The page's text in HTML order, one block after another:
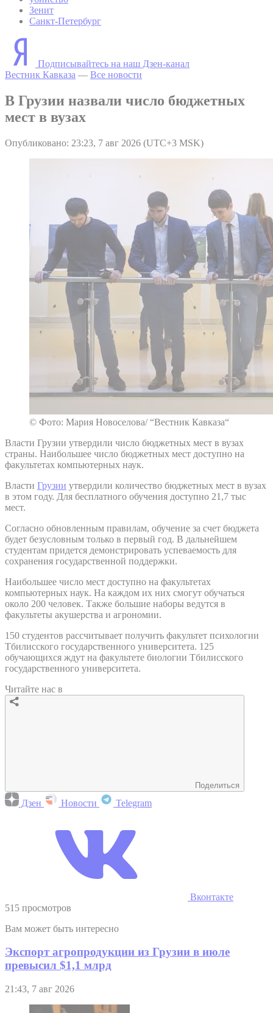
Зенит
Санкт-Петербург
Подписывайтесь на наш Дзен-канал
Вестник Кавказа — Все новости
В Грузии назвали число бюджетных
мест в вузах
Опубликовано: 23:23, 7 авг 2026 (UTC+3 MSK)
© Фото: Мария Новоселова/ “Вестник Кавказа“
Власти Грузии утвердили число бюджетных мест в вузах
страны. Наибольшее число бюджетных мест доступно на
факультетах компьютерных наук.
Власти Грузии утвердили количество бюджетных мест в вузах
в этом году. Для бесплатного обучения доступно 21,7 тыс
мест.
Согласно обновленным правилам, обучение за счет бюджета
будет безусловным только в первый год. В дальнейшем
студентам придется демонстрировать успеваемость для
сохранения государственной поддержки.
Наибольшее число мест доступно на факультетах
компьютерных наук. На каждом их них смогут обучаться
около 200 человек. Также большие наборы ведутся в
факультеты акушерства и агрономии.
150 студентов рассчитывает получить факультет психологии
Тбилисского государственного университета. 125
обучающихся ждут на факультете биологии Тбилисского
государственного университета.
Читайте нас в
Поделиться
Дзен Новости Telegram
Вконтакте
515 просмотров
Вам может быть интересно
Экспорт агропродукции из Грузии в июле
превысил $1,1 млрд
21:43, 7 авг 2026